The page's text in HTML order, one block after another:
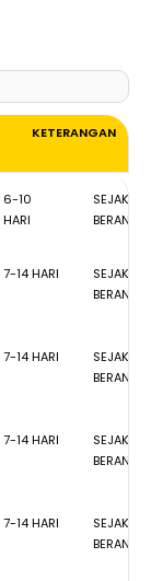
KETERANGAN
6-10
HARI
SEJAK
7-14 HARI
SEJAK
7-14 HARI
SEJAK
7-14 HARI
SEJAK
7-14 HARI
SEJAK